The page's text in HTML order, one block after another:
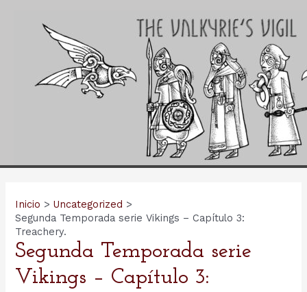
Inicio
Uncategorized
Segunda Temporada serie Vikings – Capítulo 3:
Treachery.
Segunda Temporada serie
Vikings – Capítulo 3: